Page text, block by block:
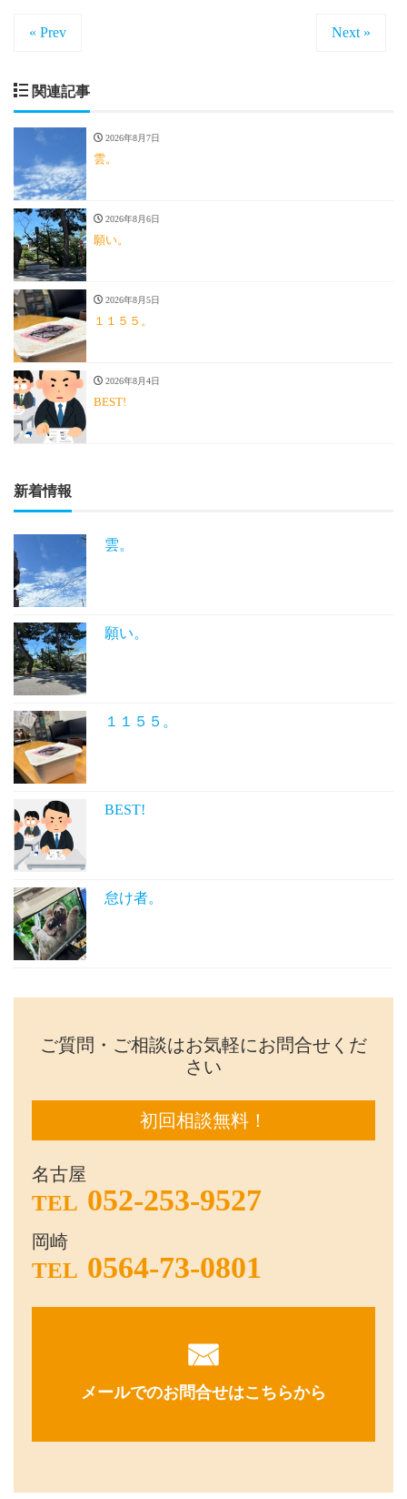
« Prev Next »
関連記事
2026年8月7日
雲。
2026年8月6日
願い。
2026年8月5日
１１５５。
2026年8月4日
BEST!
新着情報
雲。
願い。
１１５５。
BEST!
怠け者。
ご質問・ご相談はお気軽にお問合せくだ
さい
初回相談無料！
名古屋
TEL 052-253-9527
岡崎
TEL 0564-73-0801
メールでのお問合せはこちらから